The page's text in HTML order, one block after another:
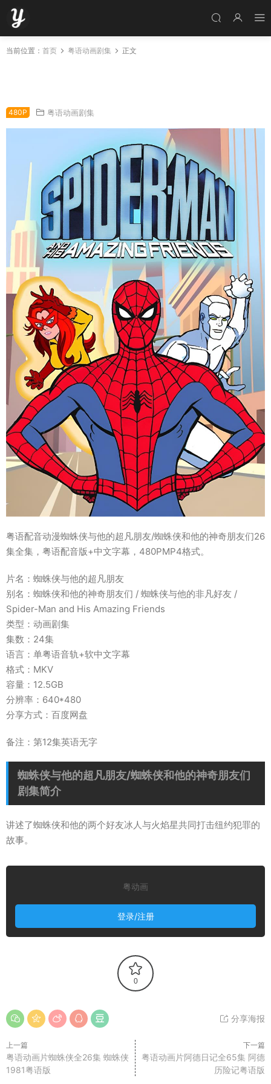
当前位置： 首页 粤语动画剧集 正文
480P 粤语动画剧集
粤语配音动漫蜘蛛侠与他的超凡朋友/蜘蛛侠和他的神奇朋友们26
集全集，粤语配音版+中文字幕，480PMP4格式。
片名：蜘蛛侠与他的超凡朋友
别名：蜘蛛侠和他的神奇朋友们 / 蜘蛛侠与他的非凡好友 /
Spider-Man and His Amazing Friends
类型：动画剧集
集数：24集
语言：单粤语音轨+软中文字幕
格式：MKV
容量：12.5GB
分辨率：640*480
分享方式：百度网盘
备注：第12集英语无字
蜘蛛侠与他的超凡朋友/蜘蛛侠和他的神奇朋友们
剧集简介
讲述了蜘蛛侠和他的两个好友冰人与火焰星共同打击纽约犯罪的
故事。
粤动画
登录/注册
0
分享海报
上一篇
粤语动画片蜘蛛侠全26集 蜘蛛侠
1981粤语版
下一篇
粤语动画片阿德日记全65集 阿德
历险记粤语版